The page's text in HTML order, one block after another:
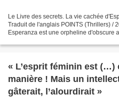
Le Livre des secrets. La vie cachée
Traduit de l'anglais POINTS (Thrillers) /
Esperanza est une orpheline d'obscure
« L’esprit féminin est (…)
manière ! Mais un
gâterait, l’alourdirait »